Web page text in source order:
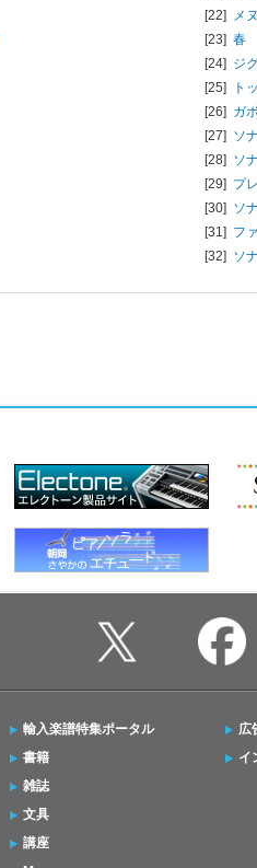
[22] メ
[23] 春
[24] ジ
[25]
ト
[26] ガ
[27] ソ
[28] ソ
[29] プ
[30] ソ
[31] フ
[32] ソ
輸入楽譜特集ポータル
書籍
雑誌
文具
講座
広
イ